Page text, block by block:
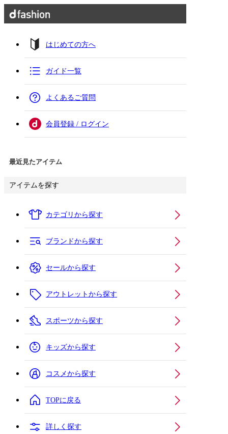
はじめての方へ
ガイド一覧
よくあるご質問
会員登録 / ログイン
最近見たアイテム
アイテムを探す
カテゴリから探す
ブランドから探す
セールから探す
アウトレットから探す
スポーツから探す
キッズから探す
コスメから探す
TOPに戻る
詳しく探す